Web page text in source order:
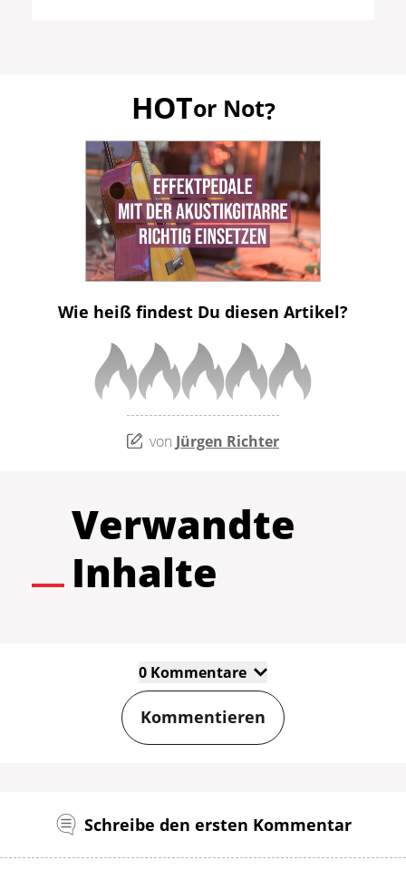
HOTor Not?
Wie heiß findest Du diesen Artikel?
von Jürgen Richter
Verwandte
Inhalte
0 Kommentare
Kommentieren
Schreibe den ersten Kommentar